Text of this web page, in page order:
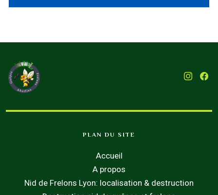
PLAN DU SITE
Accueil
A propos
Nid de Frelons Lyon: localisation & destruction